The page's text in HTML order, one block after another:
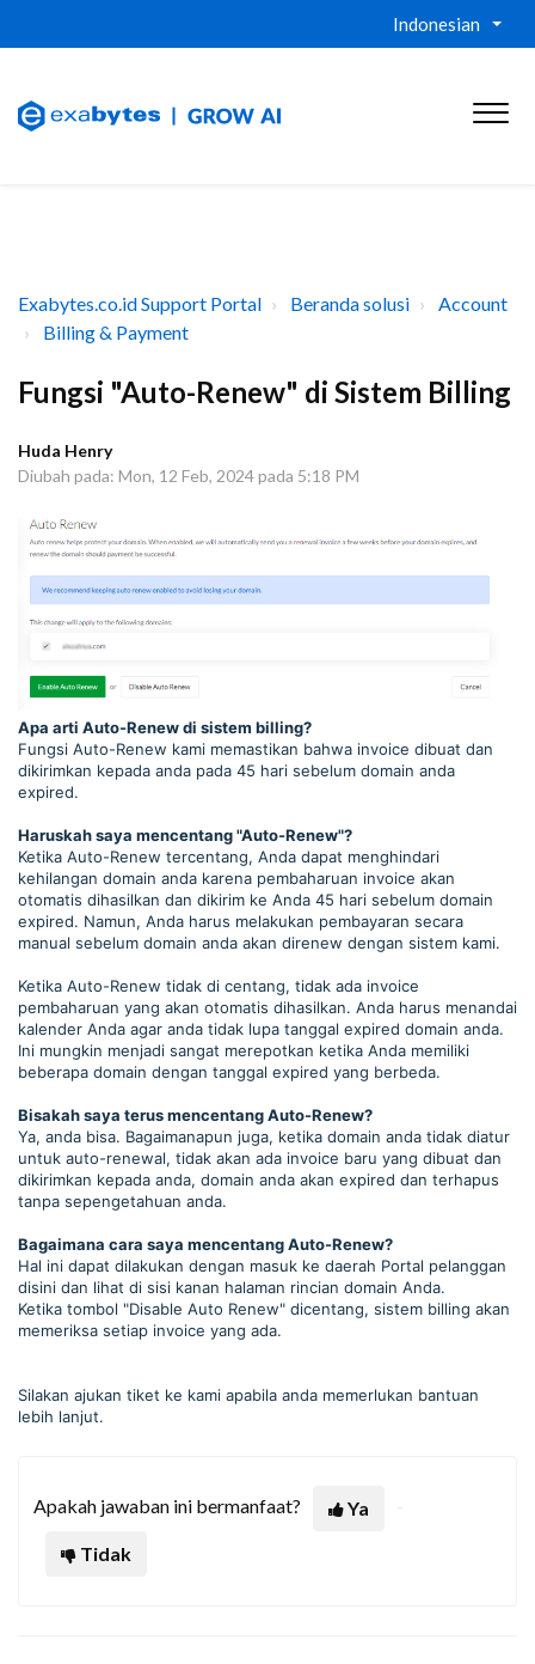
Indonesian
Exabytes.co.id Support Portal Beranda solusi
Account
Billing & Payment
Fungsi "Auto-Renew" di Sistem Billing
Huda Henry
Diubah pada: Mon, 12 Feb, 2024 pada 5:18 PM
Apa arti Auto-Renew di sistem billing?
Fungsi Auto-Renew kami memastikan bahwa invoice dibuat dan
dikirimkan kepada anda pada 45 hari sebelum domain anda
expired.
Haruskah saya mencentang "Auto-Renew"?
Ketika Auto-Renew tercentang, Anda dapat menghindari
kehilangan domain anda karena pembaharuan invoice akan
otomatis dihasilkan dan dikirim ke Anda 45 hari sebelum domain
expired. Namun, Anda harus melakukan pembayaran secara
manual sebelum domain anda akan direnew dengan sistem kami.
Ketika Auto-Renew tidak di centang, tidak ada invoice
pembaharuan yang akan otomatis dihasilkan. Anda harus menandai
kalender Anda agar anda tidak lupa tanggal expired domain anda.
Ini mungkin menjadi sangat merepotkan ketika Anda memiliki
beberapa domain dengan tanggal expired yang berbeda.
Bisakah saya terus mencentang Auto-Renew?
Ya, anda bisa. Bagaimanapun juga, ketika domain anda tidak diatur
untuk auto-renewal, tidak akan ada invoice baru yang dibuat dan
dikirimkan kepada anda, domain anda akan expired dan terhapus
tanpa sepengetahuan anda.
Bagaimana cara saya mencentang Auto-Renew?
Hal ini dapat dilakukan dengan masuk ke daerah Portal pelanggan
disini dan lihat di sisi kanan halaman rincian domain Anda.
Ketika tombol "Disable Auto Renew" dicentang, sistem billing akan
memeriksa setiap invoice yang ada.
Silakan ajukan tiket ke kami apabila anda memerlukan bantuan
lebih lanjut.
Apakah jawaban ini bermanfaat?
Ya
Tidak